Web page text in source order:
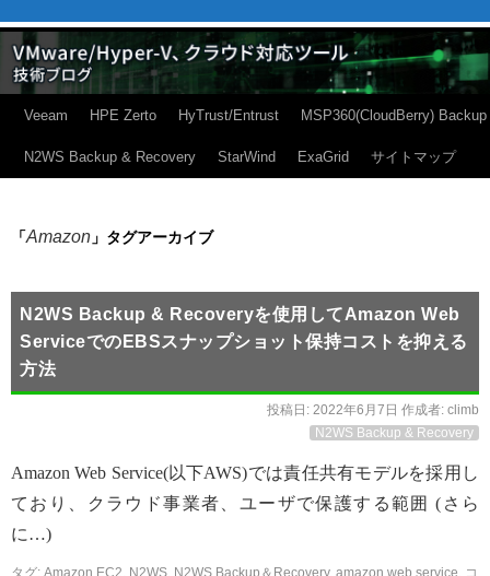
Veeam HPE Zerto HyTrust/Entrust MSP360(CloudBerry) Backup
N2WS Backup & Recovery StarWind ExaGrid サイトマップ
「Amazon 」タグアーカイブ
N2WS Backup & Recoveryを使用してAmazon Web
ServiceでのEBSスナップショット保持コストを抑える
方法
投稿日: 2022年6月7日 作成者: climb
N2WS Backup & Recovery
Amazon Web Service(以下AWS)では責任共有モデルを採用し
ており、クラウド事業者、ユーザで保護する範囲 (さら
に…)
タグ: Amazon EC2, N2WS, N2WS Backup＆Recovery, amazon web service, コ